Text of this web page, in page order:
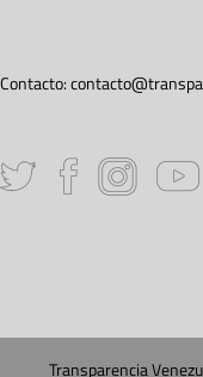
Contacto:
Transparencia